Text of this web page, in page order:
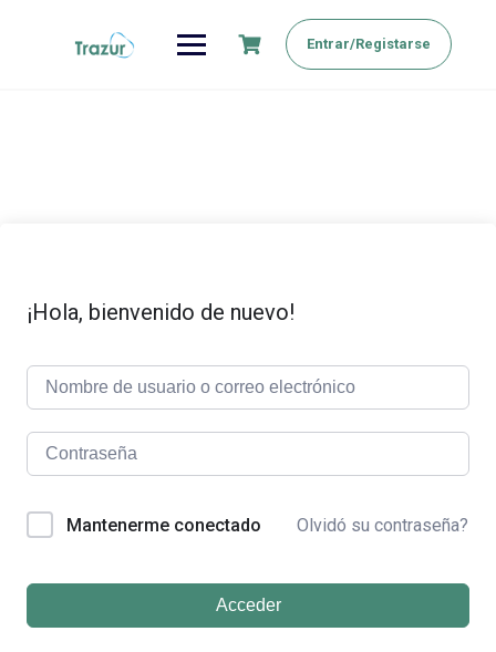
Entrar/Registarse
¡Hola, bienvenido de nuevo!
Mantenerme conectado Olvidó su contraseña?
Acceder